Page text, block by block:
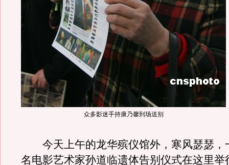
众多影迷手持康乃馨到场送别
今天上午的龙华殡仪馆外，寒风瑟瑟，
名电影艺术家孙道临遗体告别仪式在这里举